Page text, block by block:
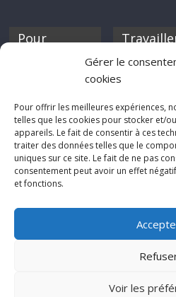
Gérer le
cookies
Pour offrir les meilleures expériences,
telles que les cookies pour stocker et/
appareils. Le fait de consentir à ces
traiter des données telles que le
uniques sur ce site. Le fait de ne pas
consentement peut avoir un effet
et fonctions.
Voir les
Pour
discothèque
Si tu souhaites
Rocknfool,
pas à nous
tes
concerts, de
séries ou
d'humeur :
net